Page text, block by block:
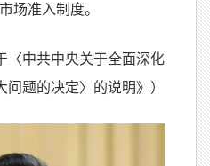
场准入制度。
〈中共中央关于全面深化
问题的决定〉的说明》）